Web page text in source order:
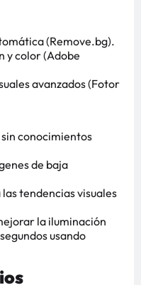
(Remove.bg).
y color (Adobe
avanzados (Fotor
conocimientos
de baja
tendencias visuales
la iluminación
usando